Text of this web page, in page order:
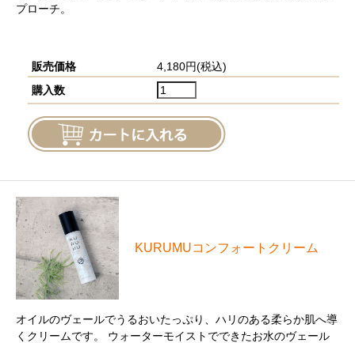
プローチ。
販売価格
4,180円(税込)
購入数
KURUMUコンフォートクリーム
オイルのヴェールでうるおいたっぷり、ハリのある柔らか肌へ導
くクリームです。 ウォーターモイストでできたお水のヴェール